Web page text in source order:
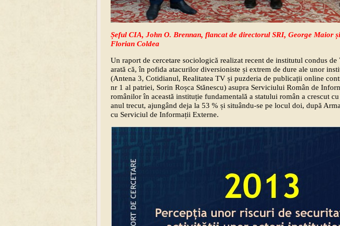
Șeful CIA, John O. Brennan, flancat de directorul SRI, George Maior
Florian Coldea
Un raport de cercetare sociologică realizat recent de institutul condus de
arată că, în pofida atacurilor diversioniste și extrem de dure ale unor
(Antena 3, Cotidianul, Realitatea TV și puzderia de publicații online
nr 1 al patriei, Sorin Roșca Stănescu) asupra Serviciului Român de
românilor în această instituție fundamentală a statului român a crescut
anul trecut, ajungând deja la 53 % și situându-se pe locul doi, după
cu Serviciul de Informații Externe.